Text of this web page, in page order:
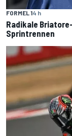
FORMEL 14 h
Radikale
Sprintrennen